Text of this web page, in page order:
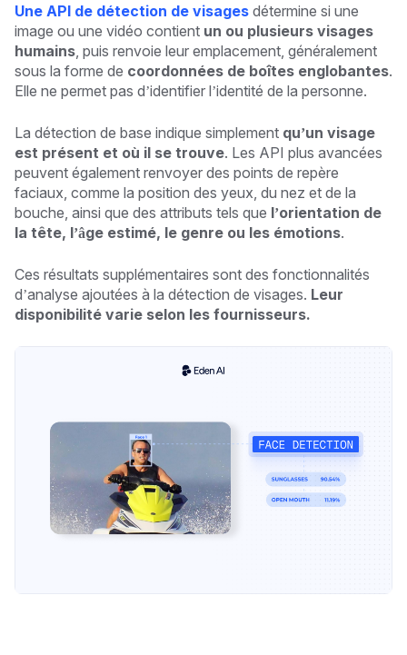
Une API de détection de visages détermine si une
image ou une vidéo contient un ou plusieurs visages
humains , puis renvoie leur emplacement, généralement
sous la forme de coordonnées de boîtes englobantes.
Elle ne permet pas d’identifier l’identité de la personne.
La détection de base indique simplement qu’un visage
est présent et où il se trouve. Les API plus avancées
peuvent également renvoyer des points de repère
faciaux, comme la position des yeux, du nez et de la
bouche, ainsi que des attributs tels que l’orientation de
la tête, l’âge estimé, le genre ou les émotions.
Ces résultats supplémentaires sont des fonctionnalités
d’analyse ajoutées à la détection de visages. Leur
disponibilité varie selon les fournisseurs.